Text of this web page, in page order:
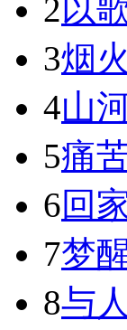
2以
3烟
4山
5痛
6回
7梦
8与